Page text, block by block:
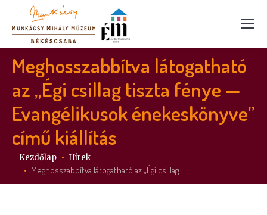
Meghosszabbítva látogatható
az „Égi csillag tiszta fénye —
Evangélikusok énekeskönyve”
című kiállítás
Itt vagy:
Kezdőlap Hírek
Meghosszabbítva látogatható az „Égi csillag…